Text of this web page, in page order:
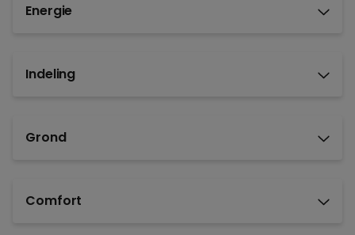
Energie
Indeling
Grond
Comfort